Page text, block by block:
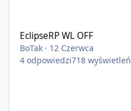
EclipseRP WL OFF
BoTak · 12 Czerwca
4 odpowiedzi718 wyświetleń